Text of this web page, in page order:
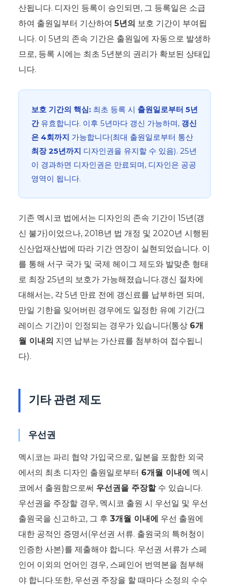
산됩니다. 디자인 등록이 승인되면, 그 등록일은 소급
하여 출원일부터 기산하여5년의 보호 기간이 부여됩
니다. 이 5년의 존속 기간은 출원일에 자동으로 발생하
므로, 등록 시에는 최초 5년분의 권리가 확보된 상태입
니다.
보호 기간의 핵심: 최초 등록 시 출원일로부터 5년
간유효합니다. 이후 5년마다 갱신 가능하며, 갱신
은 4회까지 가능합니다(최대 출원일로부터 통산
최장 25년까지 디자인권을 유지할 수 있음). 25년
이 경과하면 디자인권은 만료되며, 디자인은 공공
영역이 됩니다.
기존 멕시코 법에서는 디자인의 존속 기간이 15년(갱
신 불가)이었으나, 2018년 법 개정 및 2020년 시행된
신산업재산법에 따라 기간 연장이 실현되었습니다. 이
를 통해 서구 국가 및 국제 헤이그 제도와 발맞춘 형태
로 최장 25년의 보호가 가능해졌습니다.갱신 절차에
대해서는, 각 5년 만료 전에 갱신료를 납부하면 되며,
만일 기한을 잊어버린 경우에도 일정한 유예 기간(그
레이스 기간)이 인정되는 경우가 있습니다(통상 6개
월 이내의 지연 납부는 가산료를 첨부하여 접수됩니
다).
기타 관련 제도
우선권
멕시코는 파리 협약 가입국으로, 일본을 포함한 외국
에서의 최초 디자인 출원일로부터 6개월 이내에 멕시
코에서 출원함으로써 우선권을 주장할수 있습니다.
우선권을 주장할 경우, 멕시코 출원 시 우선일 및 우선
출원국을 신고하고, 그 후 3개월 이내에 우선 출원에
대한 공적인 증명서(우선권 서류. 출원국의 특허청이
인증한 사본)를 제출해야 합니다. 우선권 서류가 스페
인어 이외의 언어인 경우, 스페인어 번역본을 첨부해
야 합니다.또한, 우선권 주장을 할 때마다 소정의 수수